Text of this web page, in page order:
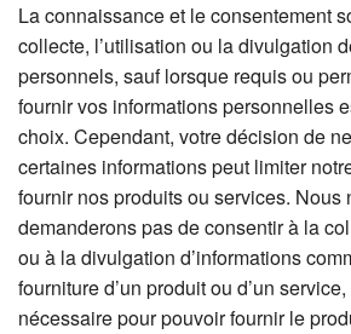
La connaissance et le consentement
collecte, l’utilisation ou la divulgation
personnels, sauf lorsque requis ou
fournir vos informations personnelles
choix. Cependant, votre décision de
certaines informations peut limiter
fournir nos produits ou services. Nous
demanderons pas de consentir à la
ou à la divulgation d’informations
fourniture d’un produit ou d’un
nécessaire pour pouvoir fournir le